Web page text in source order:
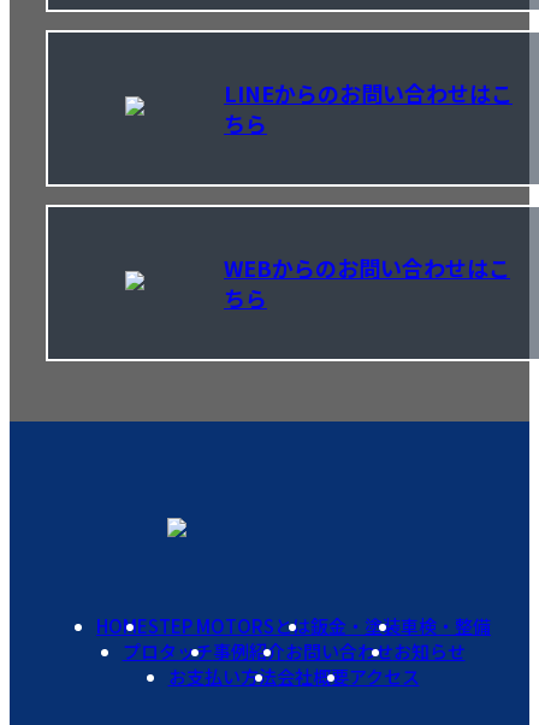
LINEからのお問い合わせはこ
ちら
WEBからのお問い合わせはこ
ちら
HOMESTEP MOTORSとは鈑金・塗装車検・整備
プロタッチ事例紹介お問い合わせお知らせ
お支払い方法会社概要アクセス